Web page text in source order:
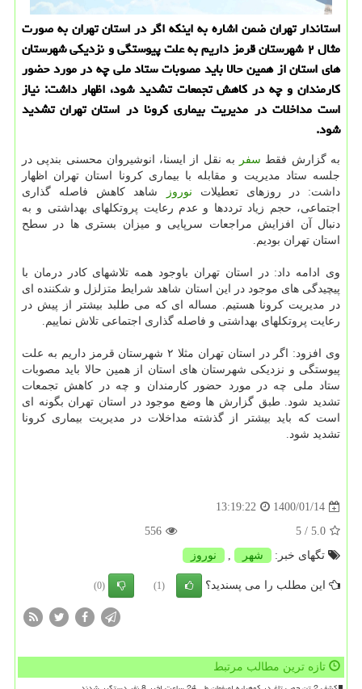
استاندار تهران ضمن اشاره به اینکه اگر در استان تهران به صورت
مثال ۲ شهرستان قرمز داریم به علت پیوستگی و نزدیکی شهرستان
های استان از همین حالا باید مصوبات ستاد ملی چه در مورد حضور
کارمندان و چه در کاهش تجمعات تشدید شود، اظهار داشت: نیاز
است مداخلات در مدیریت بیماری کرونا در استان تهران تشدید
شود.
به گزارش فقط سفر
به نقل از ایسنا، انوشیروان محسنی بندپی در
جلسه ستاد مدیریت و مقابله با بیماری کرونا استان تهران اظهار
داشت: در روزهای تعطیلات نوروز
شاهد کاهش فاصله گذاری
اجتماعی، حجم زیاد ترددها و عدم رعایت پروتکلهای بهداشتی و به
دنبال آن افزایش مراجعات سرپایی و میزان بستری ها در سطح
استان تهران بودیم.
وی ادامه داد: در استان تهران باوجود همه تلاشهای کادر درمان با
پیچیدگی های موجود در این استان شاهد شرایط متزلزل و شکننده ای
در مدیریت کرونا هستیم. مساله ای که می طلبد بیشتر از پیش در
رعایت پروتکلهای بهداشتی و فاصله گذاری اجتماعی تلاش نماییم.
وی افزود: اگر در استان تهران مثلا ۲ شهرستان قرمز داریم به علت
پیوستگی و نزدیکی شهرستان های استان از همین حالا باید مصوبات
ستاد ملی چه در مورد حضور کارمندان و چه در کاهش تجمعات
تشدید شود. طبق گزارش ها وضع موجود در استان تهران بگونه ای
است که باید بیشتر از گذشته مداخلات در مدیریت بیماری کرونا
تشدید شود.
1400/01/14
13:19:22
5.0
/ 5
556
تگهای خبر:
شهر , نوروز
این مطلب را می پسندید؟ (1)
(0)
تازه ترین مطالب مرتبط